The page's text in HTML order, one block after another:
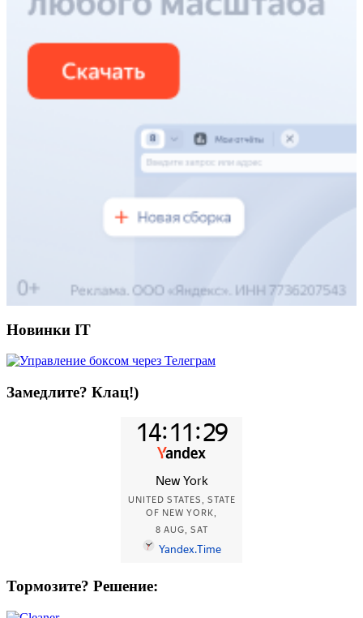
Новинки IT
Замедлите? Клац!)
Тормозите? Решение: